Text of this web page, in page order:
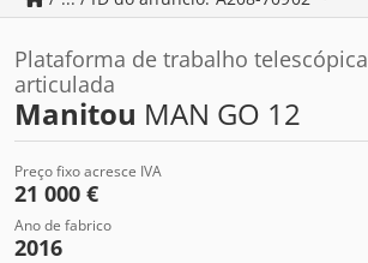
Plataforma de trabalho telescópica
articulada
Manitou MAN GO 12
Preço fixo acresce IVA
21 000 €
Ano de fabrico
2016